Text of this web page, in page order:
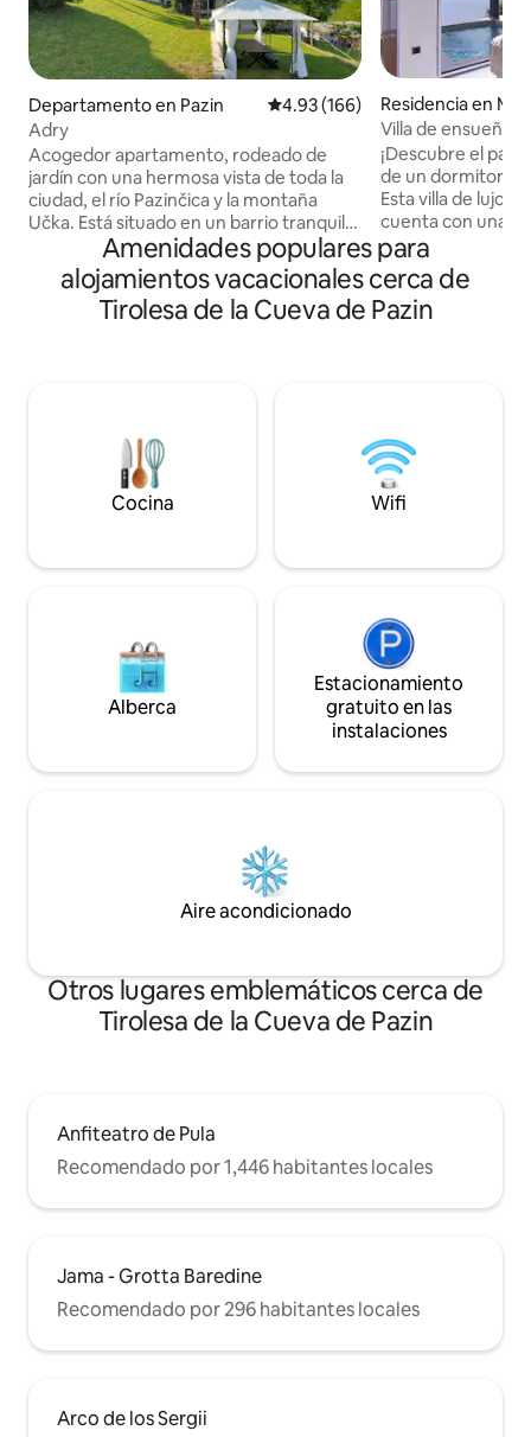
Departamento en Pazin Calificación promedio: 4.93 de
4.93 (166)
Adry
Acogedor apartamento, rodeado de
jardín con una hermosa vista de toda la
ciudad, el río Pazinčica y la montaña
Učka. Está situado en un barrio tranquilo
cerca del restaurante, tirolina, castillo,
tienda de comestibles, carretera
principal y está a solo 15 minutos (a pie)
del centro de la ciudad. Para los
el centro de Istria, por lo que es una
posición muy agradable si quieres visitar
las otras ciudades como Porec, Rovinj,
Pula, Motovun, Vrsar y las otras
minutos.
Residencia en
Villa de ensueño
climatizada,
¡Descubre el
de un dormitorio
Esta villa de lujo
cuenta con una
impresionantes vistas al
una bañera de
cena con
amplia terraza.
momento aquí
recuerdos
para la mejor
Amenidades populares para
alojamientos vacacionales cerca de
Tirolesa de la Cueva de Pazin
Cocina Wifi
Alberca
Estacionamiento
gratuito en las
instalaciones
Aire acondicionado
Otros lugares emblemáticos cerca de
Tirolesa de la Cueva de Pazin
Anfiteatro de Pula
Recomendado por 1,446 habitantes locales
Jama - Grotta Baredine
Recomendado por 296 habitantes locales
Arco de los Sergii